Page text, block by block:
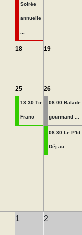
Soirée
annuelle
18 19
25
13:30 Tir
Franc
26
08:00 Balade
gourmand ...
08:30 Le P'tit
Déj au ...
1 2